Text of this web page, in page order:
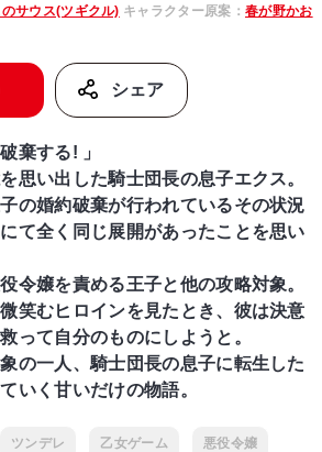
サウス(ツギクル) キャラクター原案：春が野かお
シェア
棄する! 」
思い出した騎士団長の息子エクス。
の婚約破棄が行われているその状況
て全く同じ展開があったことを思い
令嬢を責める王子と他の攻略対象。
笑むヒロインを見たとき、彼は決意
って自分のものにしようと。
の一人、騎士団長の息子に転生した
いく甘いだけの物語。
ツンデレ 乙女ゲーム 悪役令嬢